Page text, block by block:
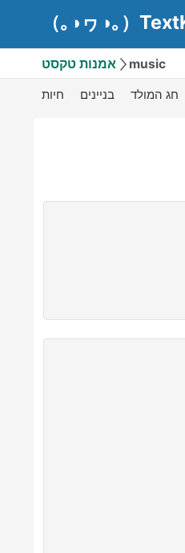
（｡◑ヮ◑｡）
אמנות טקסט music
חיות בניינים חג המולד